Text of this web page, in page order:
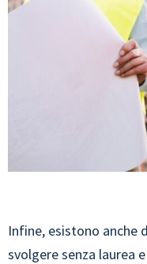
Infine, esistono anche
svolgere senza laurea